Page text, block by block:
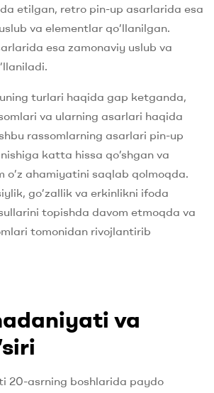
etilgan, retro pin-up asarlarida esa
va elementlar qo’llanilgan.
esa zamonaviy uslub va
turlari haqida gap ketganda,
va ularning asarlari haqida
rassomlarning asarlari pin-up
katta hissa qo’shgan va
o’z ahamiyatini saqlab qolmoqda.
go’zallik va erkinlikni ifoda
topishda davom etmoqda va
tomonidan rivojlantirib
va
20-asrning boshlarida paydo